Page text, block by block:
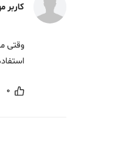
کاربر
وقتی
0